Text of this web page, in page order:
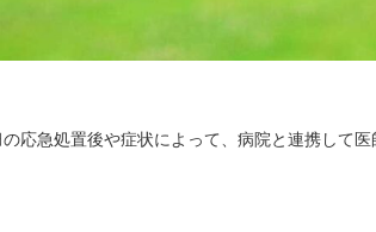
応急処置後や症状によって、病院と連携して